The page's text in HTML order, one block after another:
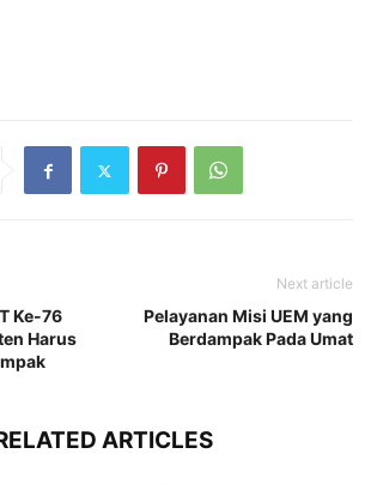
Ke-76
Harus
Next article
Pelayanan Misi UEM yang
Berdampak Pada Umat
ARTICLES